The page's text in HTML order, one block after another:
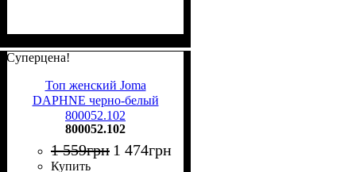
Суперцена!
Топ женский Joma
DAPHNE черно-белый
800052.102
800052.102
1 559грн 1 474грн
Купить